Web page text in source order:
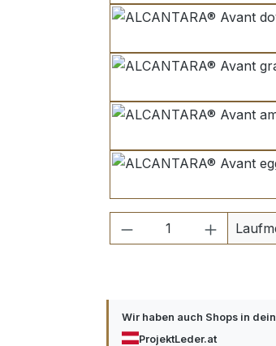
Produkt Anzahl:
Wir haben auch Shops in
ProjektLeder.at